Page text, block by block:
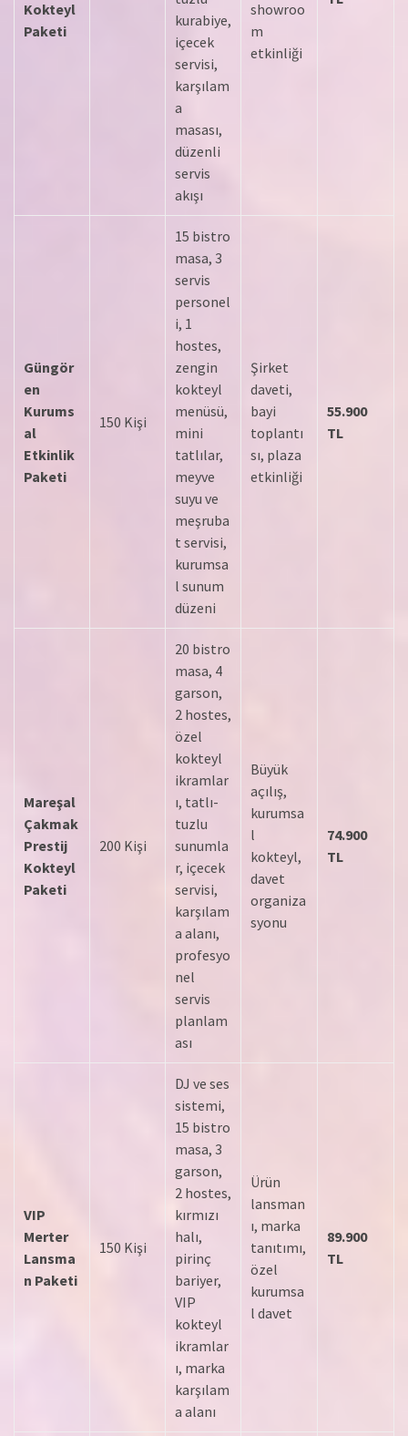
Kokteyl
Paketi
kurabiye,
içecek
servisi,
karşılam
a
masası,
düzenli
servis
akışı
showroo
m
etkinliği
Güngör
en
Kurums
al
Etkinlik
Paketi
150 Kişi
15 bistro
masa, 3
servis
personel
i, 1
hostes,
zengin
kokteyl
menüsü,
mini
tatlılar,
meyve
suyu ve
meşruba
t servisi,
kurumsa
l sunum
düzeni
Şirket
daveti,
bayi
toplantı
sı, plaza
etkinliği
55.900
TL
Mareşal
Çakmak
Prestij
Kokteyl
Paketi
200 Kişi
20 bistro
masa, 4
garson,
2 hostes,
özel
kokteyl
ikramlar
ı, tatlı-
tuzlu
sunumla
r, içecek
servisi,
karşılam
a alanı,
profesyo
nel
servis
planlam
ası
Büyük
açılış,
kurumsa
l
kokteyl,
davet
organiza
syonu
74.900
TL
VIP
Merter
Lansma
n Paketi
150 Kişi
DJ ve ses
sistemi,
15 bistro
masa, 3
garson,
2 hostes,
kırmızı
halı,
pirinç
bariyer,
VIP
kokteyl
ikramlar
ı, marka
karşılam
a alanı
Ürün
lansman
ı, marka
tanıtımı,
özel
kurumsa
l davet
89.900
TL